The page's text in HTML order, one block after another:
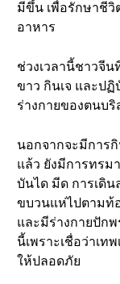
มีขึ้น เพื่อรักษาชีวิ
อาหาร
ช่วงเวลานี้ชาวจี
ขาว กินเจ และปฏิ
ร่างกายของตนบริ
นอกจากจะมีการ
แล้ว ยังมีการทรม
บันได มีด การเดิ
ขบวนแห่ไปตามท้
และมีร่างกายปัก
นี้เพราะเชื่อว่าเ
ให้ปลอดภัย